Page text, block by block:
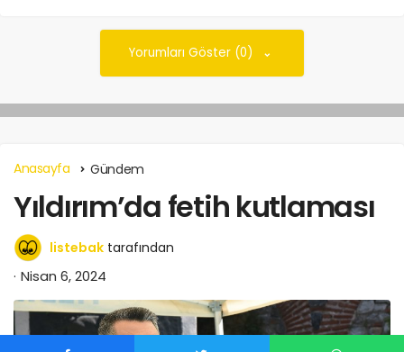
Yorumları Göster (0)
Anasayfa Gündem
Yıldırım’da fetih kutlaması
listebak tarafından
Nisan 6, 2024